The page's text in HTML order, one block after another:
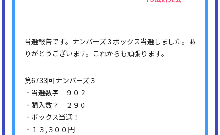
当選報告です。ナンバーズ３ボックス当選しました。あ
りがとうございます。これからも頑張ります。
第6733回 ナンバーズ３
・当選数字 ９０２
・購入数字 ２９０
・ボックス当選！
・１３,３００円